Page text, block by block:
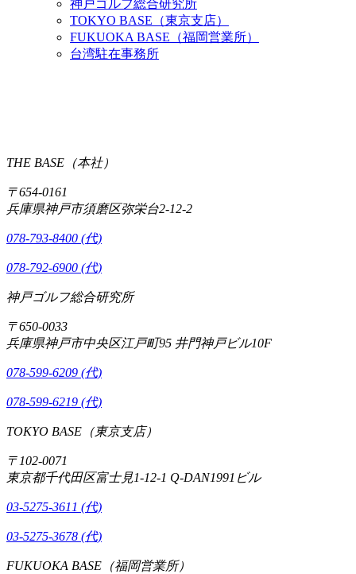
神戸ゴルフ総合研究所
TOKYO BASE（東京支店）
FUKUOKA BASE（福岡営業所）
台湾駐在事務所
THE BASE（本社）
〒654-0161
兵庫県神戸市須磨区弥栄台2-12-2
078-793-8400 (代)
078-792-6900 (代)
神戸ゴルフ総合研究所
〒650-0033
兵庫県神戸市中央区江戸町95 井門神戸ビル10F
078-599-6209 (代)
078-599-6219 (代)
TOKYO BASE（東京支店）
〒102-0071
東京都千代田区富士見1-12-1 Q-DAN1991ビル
03-5275-3611 (代)
03-5275-3678 (代)
FUKUOKA BASE（福岡営業所）